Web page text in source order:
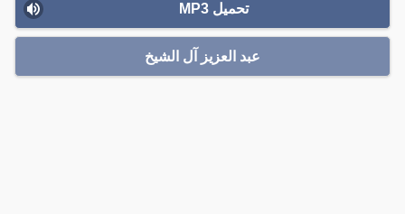
تحميل MP3
عبد العزيز آل الشيخ